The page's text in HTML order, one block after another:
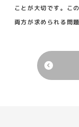
ことが大切です。こ
両方が求められる問題